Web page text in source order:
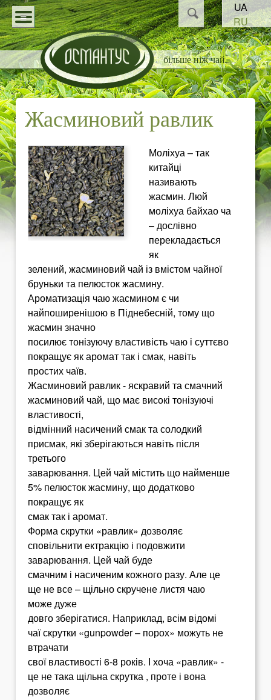
Перейти
до
основного
матеріалу
UA
RU
Пошукова
форма
Пошук
О
С
М
А
Н
Т
У
С
більше ніж чай
КАТАЛОГ
СТАТТІ
НОВИНИ
ПАРТНЕРАМ
Жасминовий равлик
Моліхуа – так
китайці
називають
жасмин. Люй
моліхуа байхао ча
– дослівно
перекладається
як
зелений, жасминовий чай із вмістом чайної
бруньки та пелюсток жасмину.
Ароматизація чаю жасмином є чи
найпоширенішою в Піднебесній, тому що
жасмин значно
посилює тонізуючу властивість чаю і суттєво
покращує як аромат так і смак, навіть
простих чаїв.
Жасминовий равлик - яскравий та смачний
жасминовий чай, що має високі тонізуючі
властивості,
відмінний насичений смак та солодкий
присмак, які зберігаються навіть після
третього
заварювання. Цей чай містить що найменше
5% пелюсток жасмину, що додатково
покращує як
смак так і аромат.
Форма скрутки «равлик» дозволяє
сповільнити ектракцію і подовжити
заварювання. Цей чай буде
смачним і насиченим кожного разу. Але це
ще не все – щільно скручене листя чаю
може дуже
довго зберігатися. Наприклад, всім відомі
чаї скрутки «gunpowder – порох» можуть не
втрачати
свої властивості 6-8 років. І хоча «равлик» -
це не така щільна скрутка , проте і вона
дозволяє